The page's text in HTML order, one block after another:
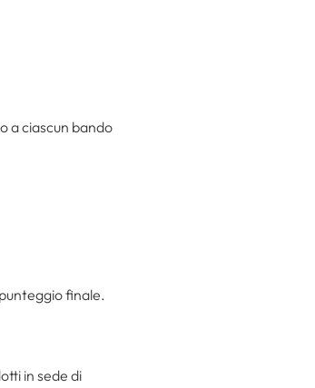
a ciascun bando
finale.
in sede di